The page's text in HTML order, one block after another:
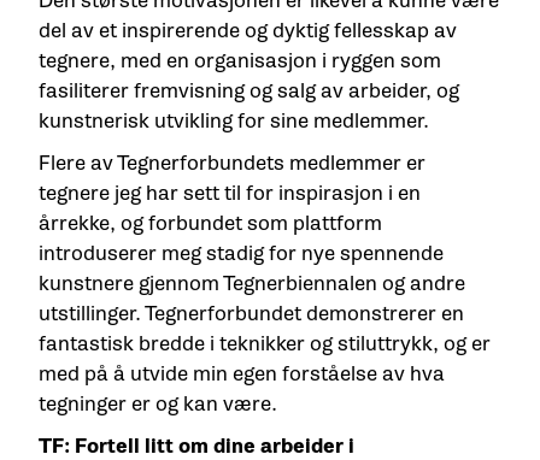
del av et inspirerende og dyktig fellesskap av
tegnere, med en organisasjon i ryggen som
fasiliterer fremvisning og salg av arbeider, og
kunstnerisk utvikling for sine medlemmer.
Flere av Tegnerforbundets medlemmer er
tegnere jeg har sett til for inspirasjon i en
årrekke, og forbundet som plattform
introduserer meg stadig for nye spennende
kunstnere gjennom Tegnerbiennalen og andre
utstillinger. Tegnerforbundet demonstrerer en
fantastisk bredde i teknikker og stiluttrykk, og er
med på å utvide min egen forståelse av hva
tegninger er og kan være.
TF: Fortell litt om dine arbeider i